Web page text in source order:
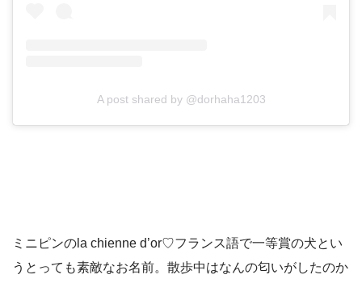
A post shared by @dorhaha1203
ミニピンのla chienne d’or♡フランス語で一等賞の犬とい
うとっても素敵なお名前。散歩中はなんの匂いがしたのか